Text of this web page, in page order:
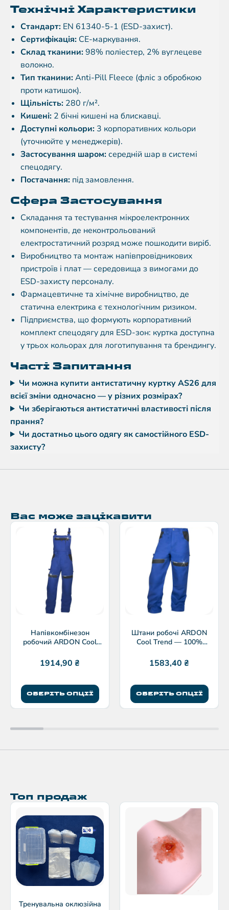
Технічні Характеристики
Стандарт: EN 61340-5-1 (ESD-захист).
Сертифікація: CE-маркування.
Склад тканини:98% поліестер, 2% вуглецеве
волокно.
Тип тканини:Anti-Pill Fleece (фліс з обробкою
проти катишок).
Щільність: 280 г/м².
Кишені: 2 бічні кишені на блискавці.
Доступні кольори: 3 корпоративних кольори
(уточнюйте у менеджерів).
Застосування шаром:середній шар в системі
спецодягу.
Постачання: під замовлення.
Сфера Застосування
Складання та тестування мікроелектронних
компонентів, де неконтрольований
електростатичний розряд може пошкодити виріб.
Виробництво та монтаж напівпровідникових
пристроїв і плат — середовища з вимогами до
ESD-захисту персоналу.
Фармацевтичне та хімічне виробництво, де
статична електрика є технологічним ризиком.
Підприємства, що формують корпоративний
комплект спецодягу для ESD-зон: куртка доступна
у трьох кольорах для логотипування та брендингу.
Часті Запитання
Чи можна купити антистатичну куртку AS26 для
всієї зміни одночасно — у різних розмірах?
Чи зберігаються антистатичні властивості після
прання?
Чи достатньо цього одягу як самостійного ESD-
захисту?
Вас може зацікавити
Напівкомбінезон
робочий ARDON Cool
1914,90 ₴
ОБЕРІТЬ ОПЦІЇ
Штани робочі ARDON
Cool Trend — 100%
1583,40 ₴
ОБЕРІТЬ ОПЦІЇ
Топ продаж
Тренувальна оклюзійна